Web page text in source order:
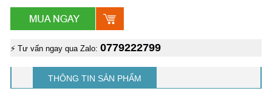
⚡ Tư vấn ngay qua Zalo: 0779222799
THÔNG TIN SẢN PHẨM